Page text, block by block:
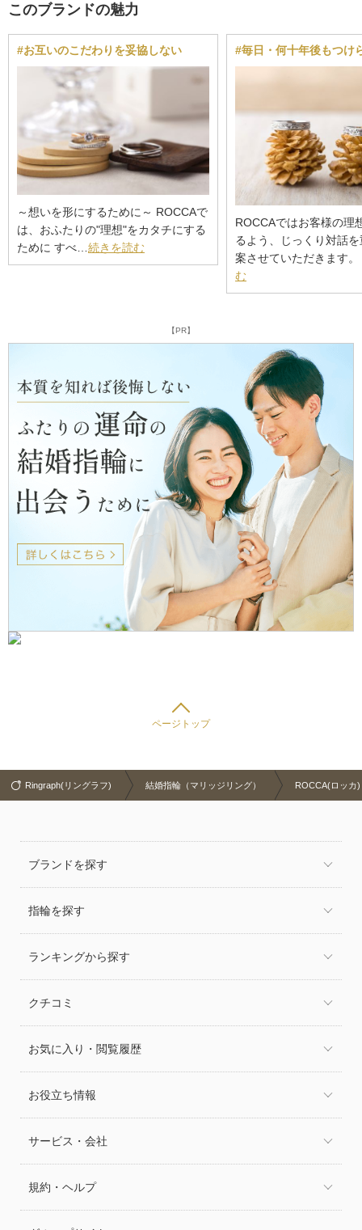
このブランドの魅力
#お互いのこだわりを妥協しない
～想いを形にするために～ ROCCAで
は、おふたりの"理想"をカタチにする
ために すべ… 続きを読む
#毎日・何十年後もつけ
ROCCAではお客様の理
るよう、じっくり対話
案させていただきます
む
【PR】
ページトップ
Ringraph(リングラフ) 結婚指輪（マリッジリング） ROCCA(ロッカ)
ブランドを探す
指輪を探す
ランキングから探す
クチコミ
お気に入り・閲覧履歴
お役立ち情報
サービス・会社
規約・ヘルプ